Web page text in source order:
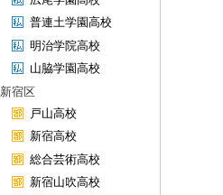
普連土学園高校
明治学院高校
山脇学園高校
新宿区
戸山高校
新宿高校
総合芸術高校
新宿山吹高校